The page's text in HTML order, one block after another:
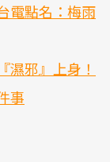
電點名：梅雨
濕邪』上身！
事